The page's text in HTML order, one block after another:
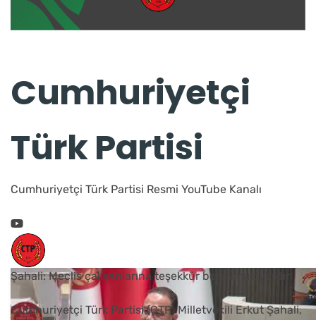
Cumhuriyetçi
Türk Partisi
Cumhuriyetçi Türk Partisi Resmi YouTube Kanalı
Şahali: Meclis çalışanlarına teşekkür borcumuz vardır
Cumhuriyetçi Türk Partisi (CTP) Milletvekili Erkut Şahali,